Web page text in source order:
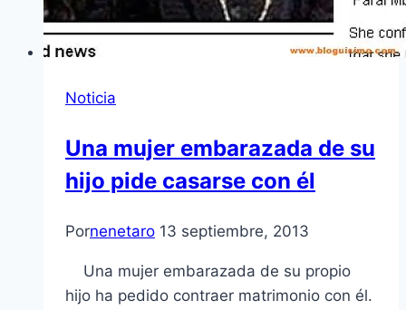
Noticia
Una mujer embarazada de su
hijo pide casarse con él
Pornenetaro 13 septiembre, 2013
Una mujer embarazada de su propio
hijo ha pedido contraer matrimonio con él.